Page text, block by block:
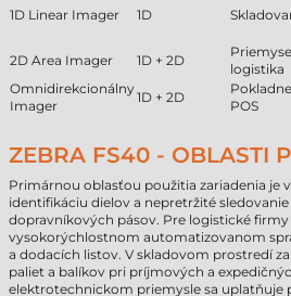
1D Linear Imager 1D
2D Area Imager 1D + 2D
logistika
Omnidirekcionálny
Imager
1D + 2D
POS
ZEBRA FS40 - OBLASTI
Primárnou oblasťou použitia zariadenia je
identifikáciu dielov a nepretržité
dopravníkových pásov. Pre logistické
vysokorýchlostnom automatizovanom
a dodacích listov. V skladovom prostredí
paliet a balíkov pri príjmových a
elektrotechnickom priemysle sa uplatňuje